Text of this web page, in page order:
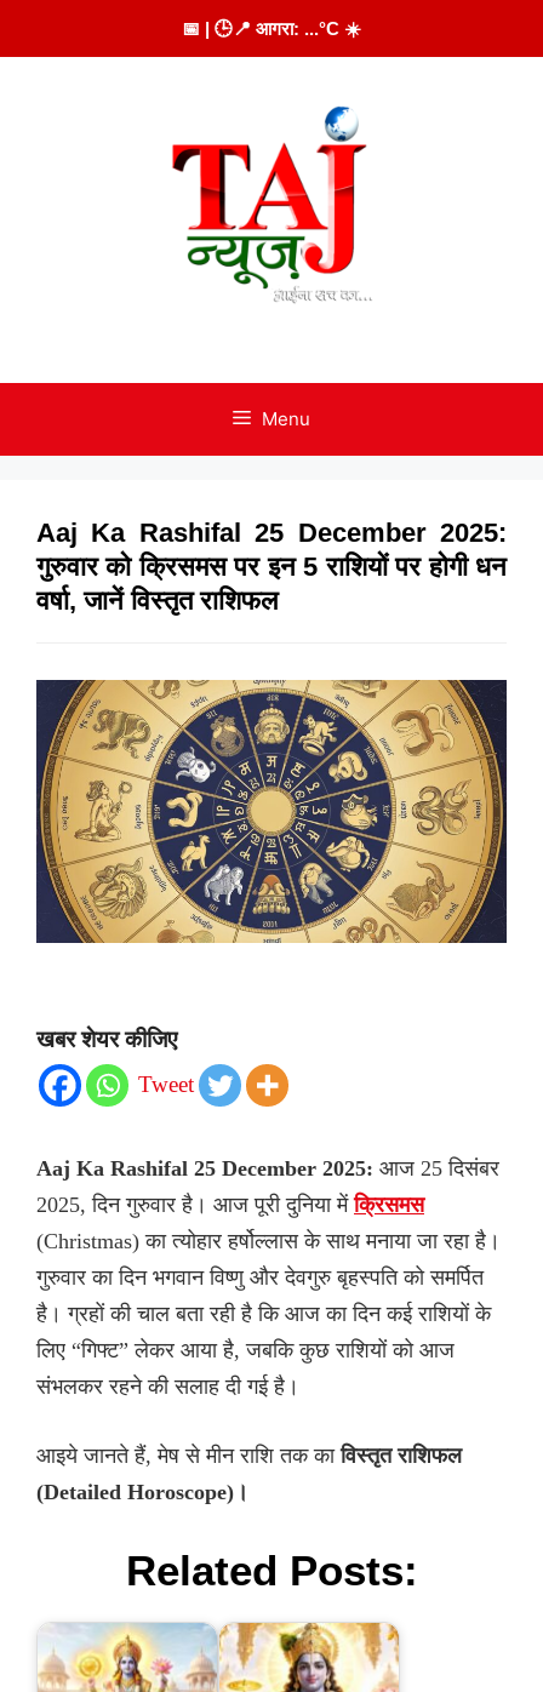
to
📅 | 🕒📍 आगरा: ...°C ☀️
Menu
Aaj Ka Rashifal 25 December 2025:
गुरुवार को क्रिसमस पर इन 5 राशियों पर होगी धन
वर्षा, जानें विस्तृत राशिफल
खबर शेयर कीजिए
Tweet
Aaj Ka Rashifal 25 December 2025: आज 25 दिसंबर
2025, दिन गुरुवार है। आज पूरी दुनिया मेंक्रिसमस
(Christmas) का त्योहार हर्षोल्लास के साथ मनाया जा रहा है।
गुरुवार का दिन भगवान विष्णु और देवगुरु बृहस्पति को समर्पित
है। ग्रहों की चाल बता रही है कि आज का दिन कई राशियों के
लिए “गिफ्ट” लेकर आया है, जबकि कुछ राशियों को आज
संभलकर रहने की सलाह दी गई है।
आइये जानते हैं, मेष से मीन राशि तक काविस्तृत राशिफल
(Detailed Horoscope)।
Related Posts: